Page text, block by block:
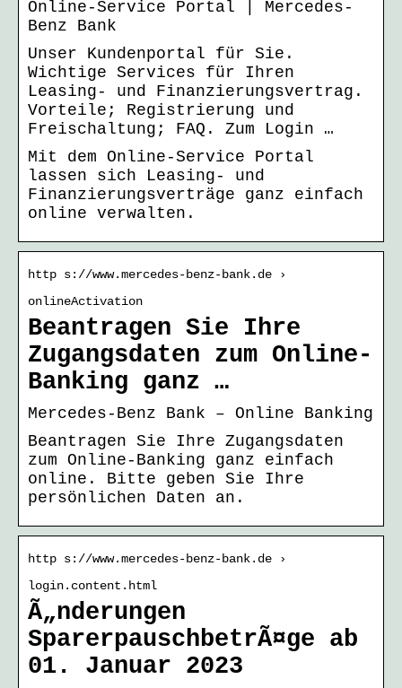
Online-Service Portal | Mercedes-
Benz Bank
Unser Kundenportal für Sie.
Wichtige Services für Ihren
Leasing- und Finanzierungsvertrag.
Vorteile; Registrierung und
Freischaltung; FAQ. Zum Login …
Mit dem Online-Service Portal
lassen sich Leasing- und
Finanzierungsverträge ganz einfach
online verwalten.
http s://www.mercedes-benz-bank.de ›
onlineActivation
Beantragen Sie Ihre
Zugangsdaten zum Online-
Banking ganz …
Mercedes-Benz Bank – Online Banking
Beantragen Sie Ihre Zugangsdaten
zum Online-Banking ganz einfach
online. Bitte geben Sie Ihre
persönlichen Daten an.
http s://www.mercedes-benz-bank.de ›
login.content.html
Ã„nderungen
SparerpauschbetrÃ¤ge ab
01. Januar 2023